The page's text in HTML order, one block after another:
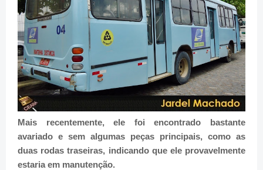
Mais recentemente, ele foi encontrado bastante
avariado e sem algumas peças principais, como as
duas rodas traseiras, indicando que ele provavelmente
estaria em manutenção.